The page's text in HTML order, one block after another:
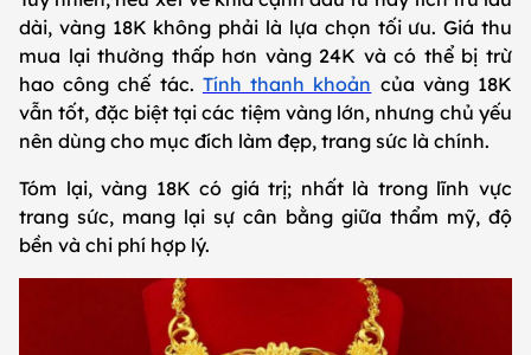
dài, vàng 18K không phải là lựa chọn tối ưu. Giá thu
mua lại thường thấp hơn vàng 24K và có thể bị trừ
hao công chế tác. Tính thanh khoản của vàng 18K
vẫn tốt, đặc biệt tại các tiệm vàng lớn, nhưng chủ yếu
nên dùng cho mục đích làm đẹp, trang sức là chính.
Tóm lại, vàng 18K có giá trị; nhất là trong lĩnh vực
trang sức, mang lại sự cân bằng giữa thẩm mỹ, độ
bền và chi phí hợp lý.